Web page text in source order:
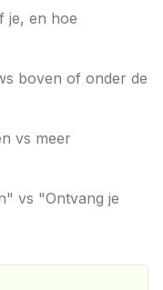
je, en hoe
boven of onder de
vs meer
vs "Ontvang je